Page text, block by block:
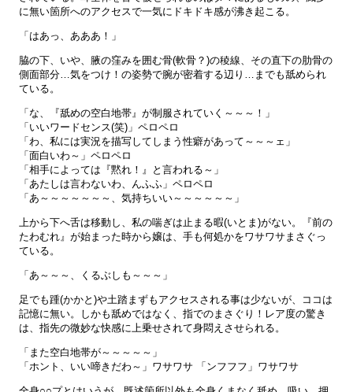
に無い箇所へのアクセスで一気にドキドキ感が沸き起こる。
「はあっ、あああ！」
脇の下、いや、腋の窪みを囲む骨(軟骨？)の稜線、その直下の肋骨の
側面部分…気をつけ！の姿勢で腕が密着する辺り…までも舐められ
ている。
「な、『舐めの空白地帯』が制服されていく～～～！」
「いいワードセンス(笑)」ペロペロ
「わ、私には実況を描写してしまう性癖があって～～～ェ」
「面白いわ～」ペロペロ
「相手によっては『黙れ！』と言われる～」
「あたしは言わないわ、んふふ」ペロペロ
「あ～～～～～～～、気持ちいい～～～～～～」
上から下へ舌は移動し、私の喘ぎは止まる暇(いとま)がない。『前の
たわむれ』が始まった時から嬢は、手も何処かをワサワサまさぐっ
ている。
「あ～～～、くるぶしも～～～」
足でも踵(かかと)や土踏まずもアクセスされる事は少ないが、ココは
記憶に無い。しかも舐めではなく、指でのまさぐり！レア度の驚き
は、指先の微妙な快感に上乗せされて身悶えさせられる。
「また空白地帯が～～～～～」
「ホント、いい啼きだわ～」ワサワサ 「ンフフフ」ワサワサ